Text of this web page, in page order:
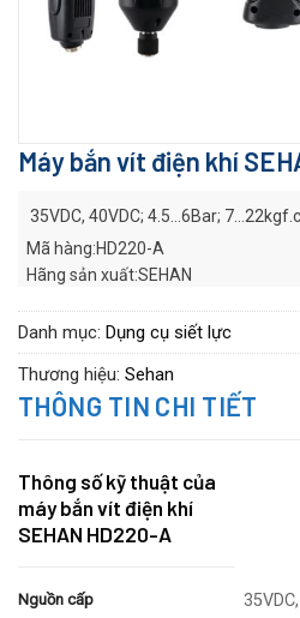
Máy bắn vít điện khí
35VDC, 40VDC; 4.5…6Bar;
Mã hàng:HD220-A
Hãng sản xuất:SEHAN
Danh mục: Dụng cụ siết lực
Thương hiệu: Sehan
THÔNG TIN CHI TIẾT
Thông số kỹ thuật của
máy bắn vít điện khí
SEHAN HD220-A
Nguồn cấp